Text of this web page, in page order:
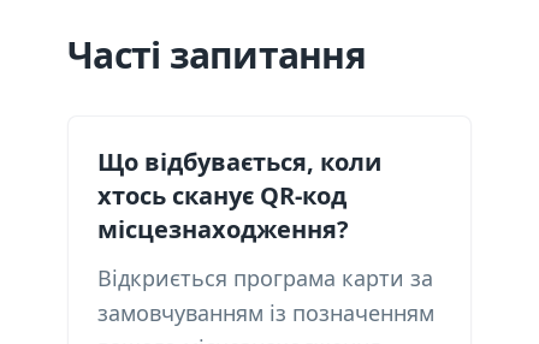
Часті запитання
Що відбувається, коли
хтось сканує QR-код
місцезнаходження?
Відкриється програма карти за
замовчуванням із позначенням